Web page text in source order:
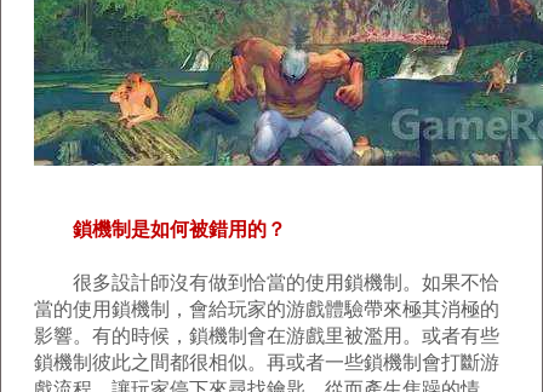
鎖機制是如何被錯用的？
很多設計師沒有做到恰當的使用鎖機制。如果不恰
當的使用鎖機制，會給玩家的游戲體驗帶來極其消極的
影響。有的時候，鎖機制會在游戲里被濫用。或者有些
鎖機制彼此之間都很相似。再或者一些鎖機制會打斷游